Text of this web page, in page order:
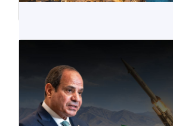
ההימור האסטרטגי הבעייתי